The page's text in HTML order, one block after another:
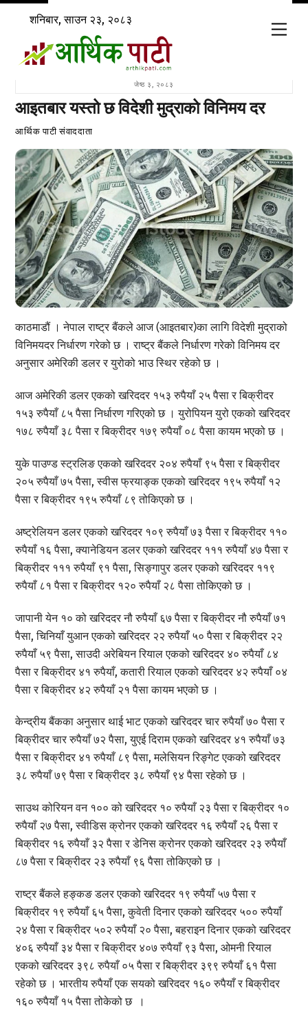
Skip
content
शनिबार, साउन २३, २०८३
जेष्ठ ३, २०८३
आइतबार यस्तो छ विदेशी मुद्राको विनिमय दर
आर्थिक पाटी संवाददाता
काठमाडौं । नेपाल राष्ट्र बैंकले आज (आइतबार)का लागि विदेशी मुद्राको
विनिमयदर निर्धारण गरेको छ । राष्ट्र बैंकले निर्धारण गरेको विनिमय दर
अनुसार अमेरिकी डलर र युरोको भाउ स्थिर रहेको छ ।
आज अमेरिकी डलर एकको खरिददर १५३ रुपैयाँ २५ पैसा र बिक्रीदर
१५३ रुपैयाँ ८५ पैसा निर्धारण गरिएको छ । युरोपियन युरो एकको खरिददर
१७८ रुपैयाँ ३८ पैसा र बिक्रीदर १७९ रुपैयाँ ०८ पैसा कायम भएको छ ।
युके पाउण्ड स्ट्रलिङ एकको खरिददर २०४ रुपैयाँ ९५ पैसा र बिक्रीदर
२०५ रुपैयाँ ७५ पैसा, स्वीस फ्रयाङ्क एकको खरिददर १९५ रुपैयाँ १२
पैसा र बिक्रीदर १९५ रुपैयाँ ८९ तोकिएको छ ।
अष्ट्रेलियन डलर एकको खरिददर १०९ रुपैयाँ ७३ पैसा र बिक्रीदर ११०
रुपैयाँ १६ पैसा, क्यानेडियन डलर एकको खरिददर १११ रुपैयाँ ४७ पैसा र
बिक्रीदर १११ रुपैयाँ ९१ पैसा, सिङ्गापुर डलर एकको खरिददर ११९
रुपैयाँ ८१ पैसा र बिक्रीदर १२० रुपैयाँ २८ पैसा तोकिएको छ ।
जापानी येन १० को खरिददर नौ रुपैयाँ ६७ पैसा र बिक्रीदर नौ रुपैयाँ ७१
पैसा, चिनियाँ युआन एकको खरिददर २२ रुपैयाँ ५० पैसा र बिक्रीदर २२
रुपैयाँ ५९ पैसा, साउदी अरेबियन रियाल एकको खरिददर ४० रुपैयाँ ८४
पैसा र बिक्रीदर ४१ रुपैयाँ, कतारी रियाल एकको खरिददर ४२ रुपैयाँ ०४
पैसा र बिक्रीदर ४२ रुपैयाँ २१ पैसा कायम भएको छ ।
केन्द्रीय बैंकका अनुसार थाई भाट एकको खरिददर चार रुपैयाँ ७० पैसा र
बिक्रीदर चार रुपैयाँ ७२ पैसा, युएई दिराम एकको खरिददर ४१ रुपैयाँ ७३
पैसा र बिक्रीदर ४१ रुपैयाँ ८९ पैसा, मलेसियन रिङ्गेट एकको खरिददर
३८ रुपैयाँ ७९ पैसा र बिक्रीदर ३८ रुपैयाँ ९४ पैसा रहेको छ ।
साउथ कोरियन वन १०० को खरिददर १० रुपैयाँ २३ पैसा र बिक्रीदर १०
रुपैयाँ २७ पैसा, स्वीडिस क्रोनर एकको खरिददर १६ रुपैयाँ २६ पैसा र
बिक्रीदर १६ रुपैयाँ ३२ पैसा र डेनिस क्रोनर एकको खरिददर २३ रुपैयाँ
८७ पैसा र बिक्रीदर २३ रुपैयाँ ९६ पैसा तोकिएको छ ।
राष्ट्र बैंकले हङ्कङ डलर एकको खरिददर १९ रुपैयाँ ५७ पैसा र
बिक्रीदर १९ रुपैयाँ ६५ पैसा, कुवेती दिनार एकको खरिददर ५०० रुपैयाँ
२४ पैसा र बिक्रीदर ५०२ रुपैयाँ २० पैसा, बहराइन दिनार एकको खरिददर
४०६ रुपैयाँ ३४ पैसा र बिक्रीदर ४०७ रुपैयाँ ९३ पैसा, ओमनी रियाल
एकको खरिददर ३९८ रुपैयाँ ०५ पैसा र बिक्रीदर ३९९ रुपैयाँ ६१ पैसा
रहेको छ । भारतीय रुपैयाँ एक सयको खरिददर १६० रुपैयाँ र बिक्रीदर
१६० रुपैयाँ १५ पैसा तोकेको छ ।